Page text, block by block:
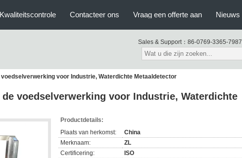
Kwaliteitscontrole Contacteer ons Vraag een offerte aan Nieuws
Sales & Support： 86-0769-3365-7987
voor Industrie, Waterdichte Metaaldetector
voedselverwerking voor Industrie, Waterdichte
Productdetails:
Plaats van herkomst:
China
Merknaam:
ZL
Certificering:
ISO